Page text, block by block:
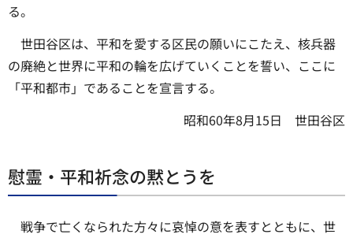
る。
世田谷区は、平和を愛する区民の願いにこたえ、核兵器
の廃絶と世界に平和の輪を広げていくことを誓い、ここに
「平和都市」であることを宣言する。
昭和60年8月15日 世田谷区
慰霊・平和祈念の黙とうを
戦争で亡くなられた方々に哀悼の意を表すとともに、世